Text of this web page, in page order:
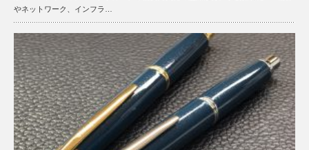
やネットワーク、インフラ…